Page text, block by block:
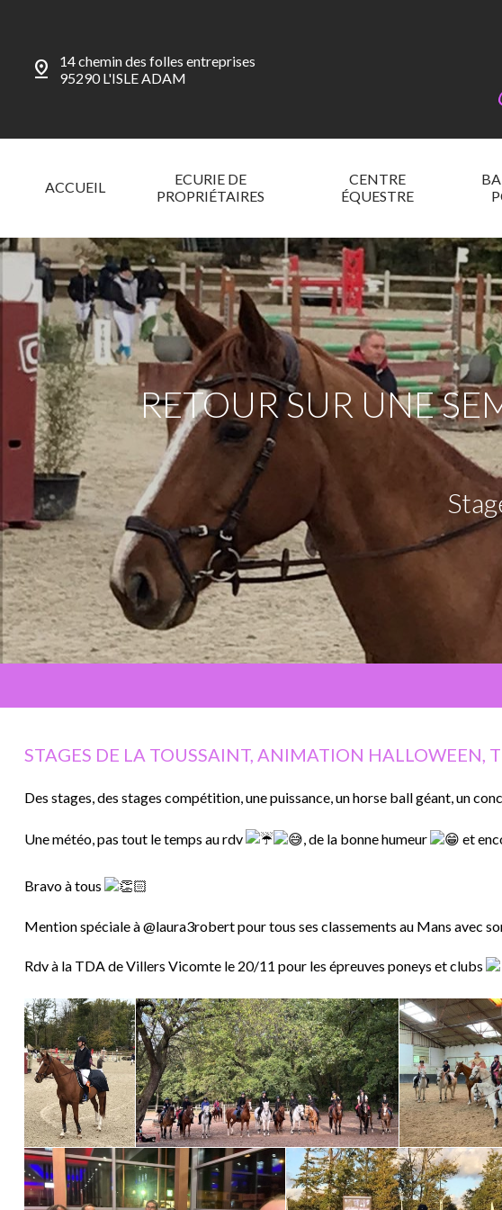
pin_drop
14 chemin des folles entreprises
95290 L'ISLE ADAM
ACCUEIL
ECURIE DE
PROPRIÉTAIRES
CENTRE
ÉQUESTRE
RETOUR SUR UNE
STAGES DE LA TOUSSAINT, ANIMATION HALLOWEEN,
Des stages, des stages compétition, une puissance, un horse ball géant, un
Une météo, pas tout le temps au rdv , de la bonne humeur et
Bravo à tous
Mention spéciale à @laura3robert pour tous ses classements au Mans avec
Rdv à la TDA de Villers Vicomte le 20/11 pour les épreuves poneys et clubs